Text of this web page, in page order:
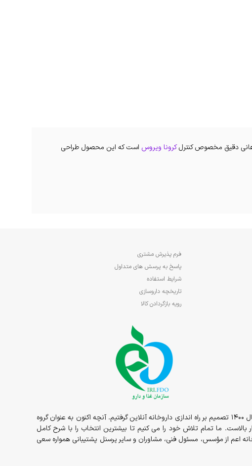
دقیق مخصوص کنترلکرونا ویروس است که این محصول طراحی
فرم پذیرش مشتری
پاسخ به پرسش های متداول
شرایط استفاده
تاریخچه داروسازی
رویه بازگردادن کالا
از سال 1394در قالب داروخانه حضوری مسئولیت ما شروع و در سال 1398 داروخانه به صورت شبانه روزی در خدمت شما عزیزان بوده و در سال 1400 تصمیم بر راه اندازی داروخانه آنلاین گرفتیم. آنچه اکنون به عنوان گروه
بالاست. ما تمام تلاش خود را می کنیم تا بیشترین انتخاب را با شرح کامل
اعم از مؤسس، مسئول فنی، مشاوران و سایر پرسنل پشتیبانی همواره سعی